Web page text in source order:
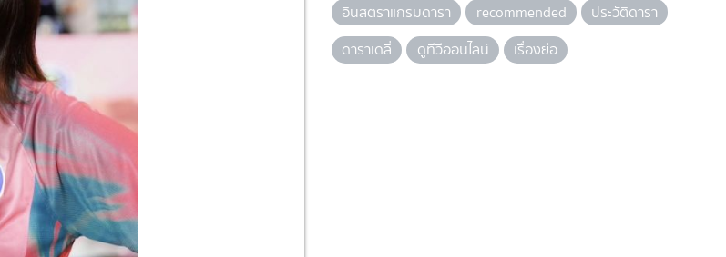
อินสตราแกรมดารา
recommended
ประวัติดารา
ดาราเดลี่
ดูทีวีออนไลน์ เรื่องย่อ